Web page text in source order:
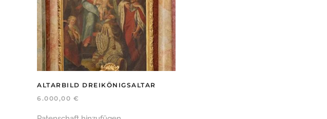
ALTARBILD DREIKÖNIGSALTAR
6.000,00 €